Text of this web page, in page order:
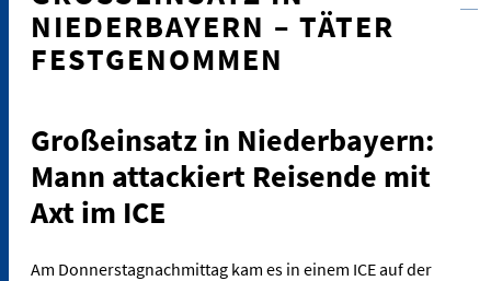
IEDERBAYERN – TÄTER F
ESTGENOMMEN
Großeinsatz in Niederbayern:
Mann attackiert Reisende mit
Axt im ICE
Am Donnerstagnachmittag kam es in einem ICE auf der